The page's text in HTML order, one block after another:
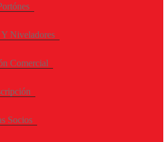
Y Niveladores
Comercial
Socios